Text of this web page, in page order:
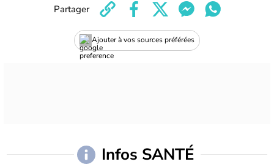
Ajouter à vos sources préférées
Partager
Infos SANTÉ